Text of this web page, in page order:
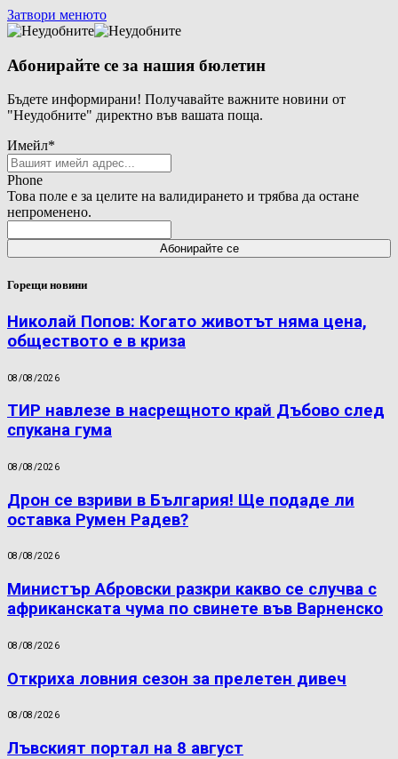
Затвори менюто
Абонирайте се за нашия бюлетин
Бъдете информирани! Получавайте важните новини от
"Неудобните" директно във вашата поща.
Имейл*
Phone
Това поле е за целите на валидирането и трябва да остане
непроменено.
Горещи новини
Николай Попов: Когато животът няма цена,
обществото е в криза
08/08/2026
ТИР навлезе в насрещното край Дъбово след
спукана гума
08/08/2026
Дрон се взриви в България! Ще подаде ли
оставка Румен Радев?
08/08/2026
Министър Абровски разкри какво се случва с
африканската чума по свинете във Варненско
08/08/2026
Откриха ловния сезон за прелетен дивеч
08/08/2026
Лъвският портал на 8 август